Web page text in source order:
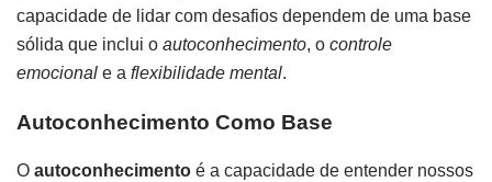
capacidade de lidar com desafios dependem de uma base
sólida que inclui o autoconhecimento, o controle
emocional e a flexibilidade mental.
Autoconhecimento Como Base
O autoconhecimento é a capacidade de entender nossos